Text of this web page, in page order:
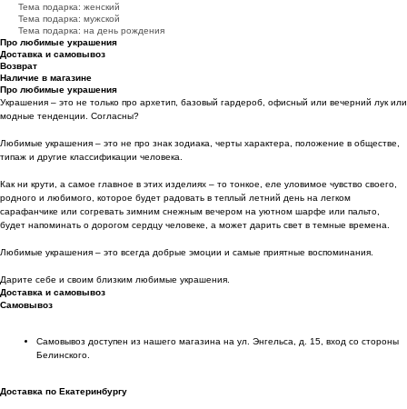
Тема подарка: женский
Тема подарка: мужской
Тема подарка: на день рождения
Про любимые украшения
Доставка и самовывоз
Возврат
Наличие в магазине
Про любимые украшения
Украшения – это не только про архетип, базовый гардероб, офисный или вечерний лук или
модные тенденции. Согласны?
Любимые украшения – это не про знак зодиака, черты характера, положение в обществе,
типаж и другие классификации человека.
Как ни крути, а самое главное в этих изделиях – то тонкое, еле уловимое чувство своего,
родного и любимого, которое будет радовать в теплый летний день на легком
сарафанчике или согревать зимним снежным вечером на уютном шарфе или пальто,
будет напоминать о дорогом сердцу человеке, а может дарить свет в темные времена.
Любимые украшения – это всегда добрые эмоции и самые приятные воспоминания.
Дарите себе и своим близким любимые украшения.
Доставка и самовывоз
Самовывоз
Самовывоз доступен из нашего магазина на ул. Энгельса, д. 15, вход со стороны
Белинского.
Доставка по Екатеринбургу